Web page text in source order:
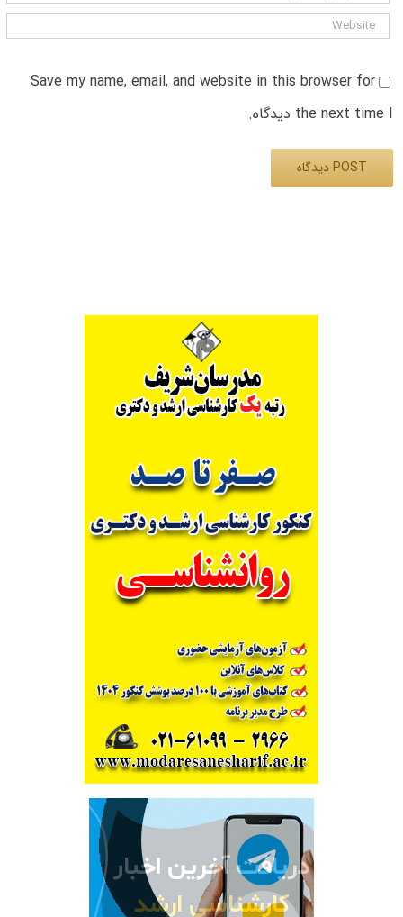
Save my name, email, and website in this browser for
the next time I دیدگاه.